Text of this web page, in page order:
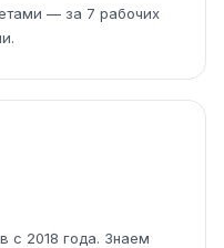
— за 7 рабочих
с 2018 года. Знаем